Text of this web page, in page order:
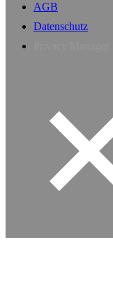
AGB
Datenschutz